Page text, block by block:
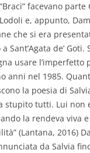
facevano parte
e, appunto,
che si era
Sant’Agata de’ Goti.
usare l’imperfetto
anni nel 1985.
la poesia di
stupito tutti. Lui non
la rendeva viva
(Lantana, 2016)
da Salvia